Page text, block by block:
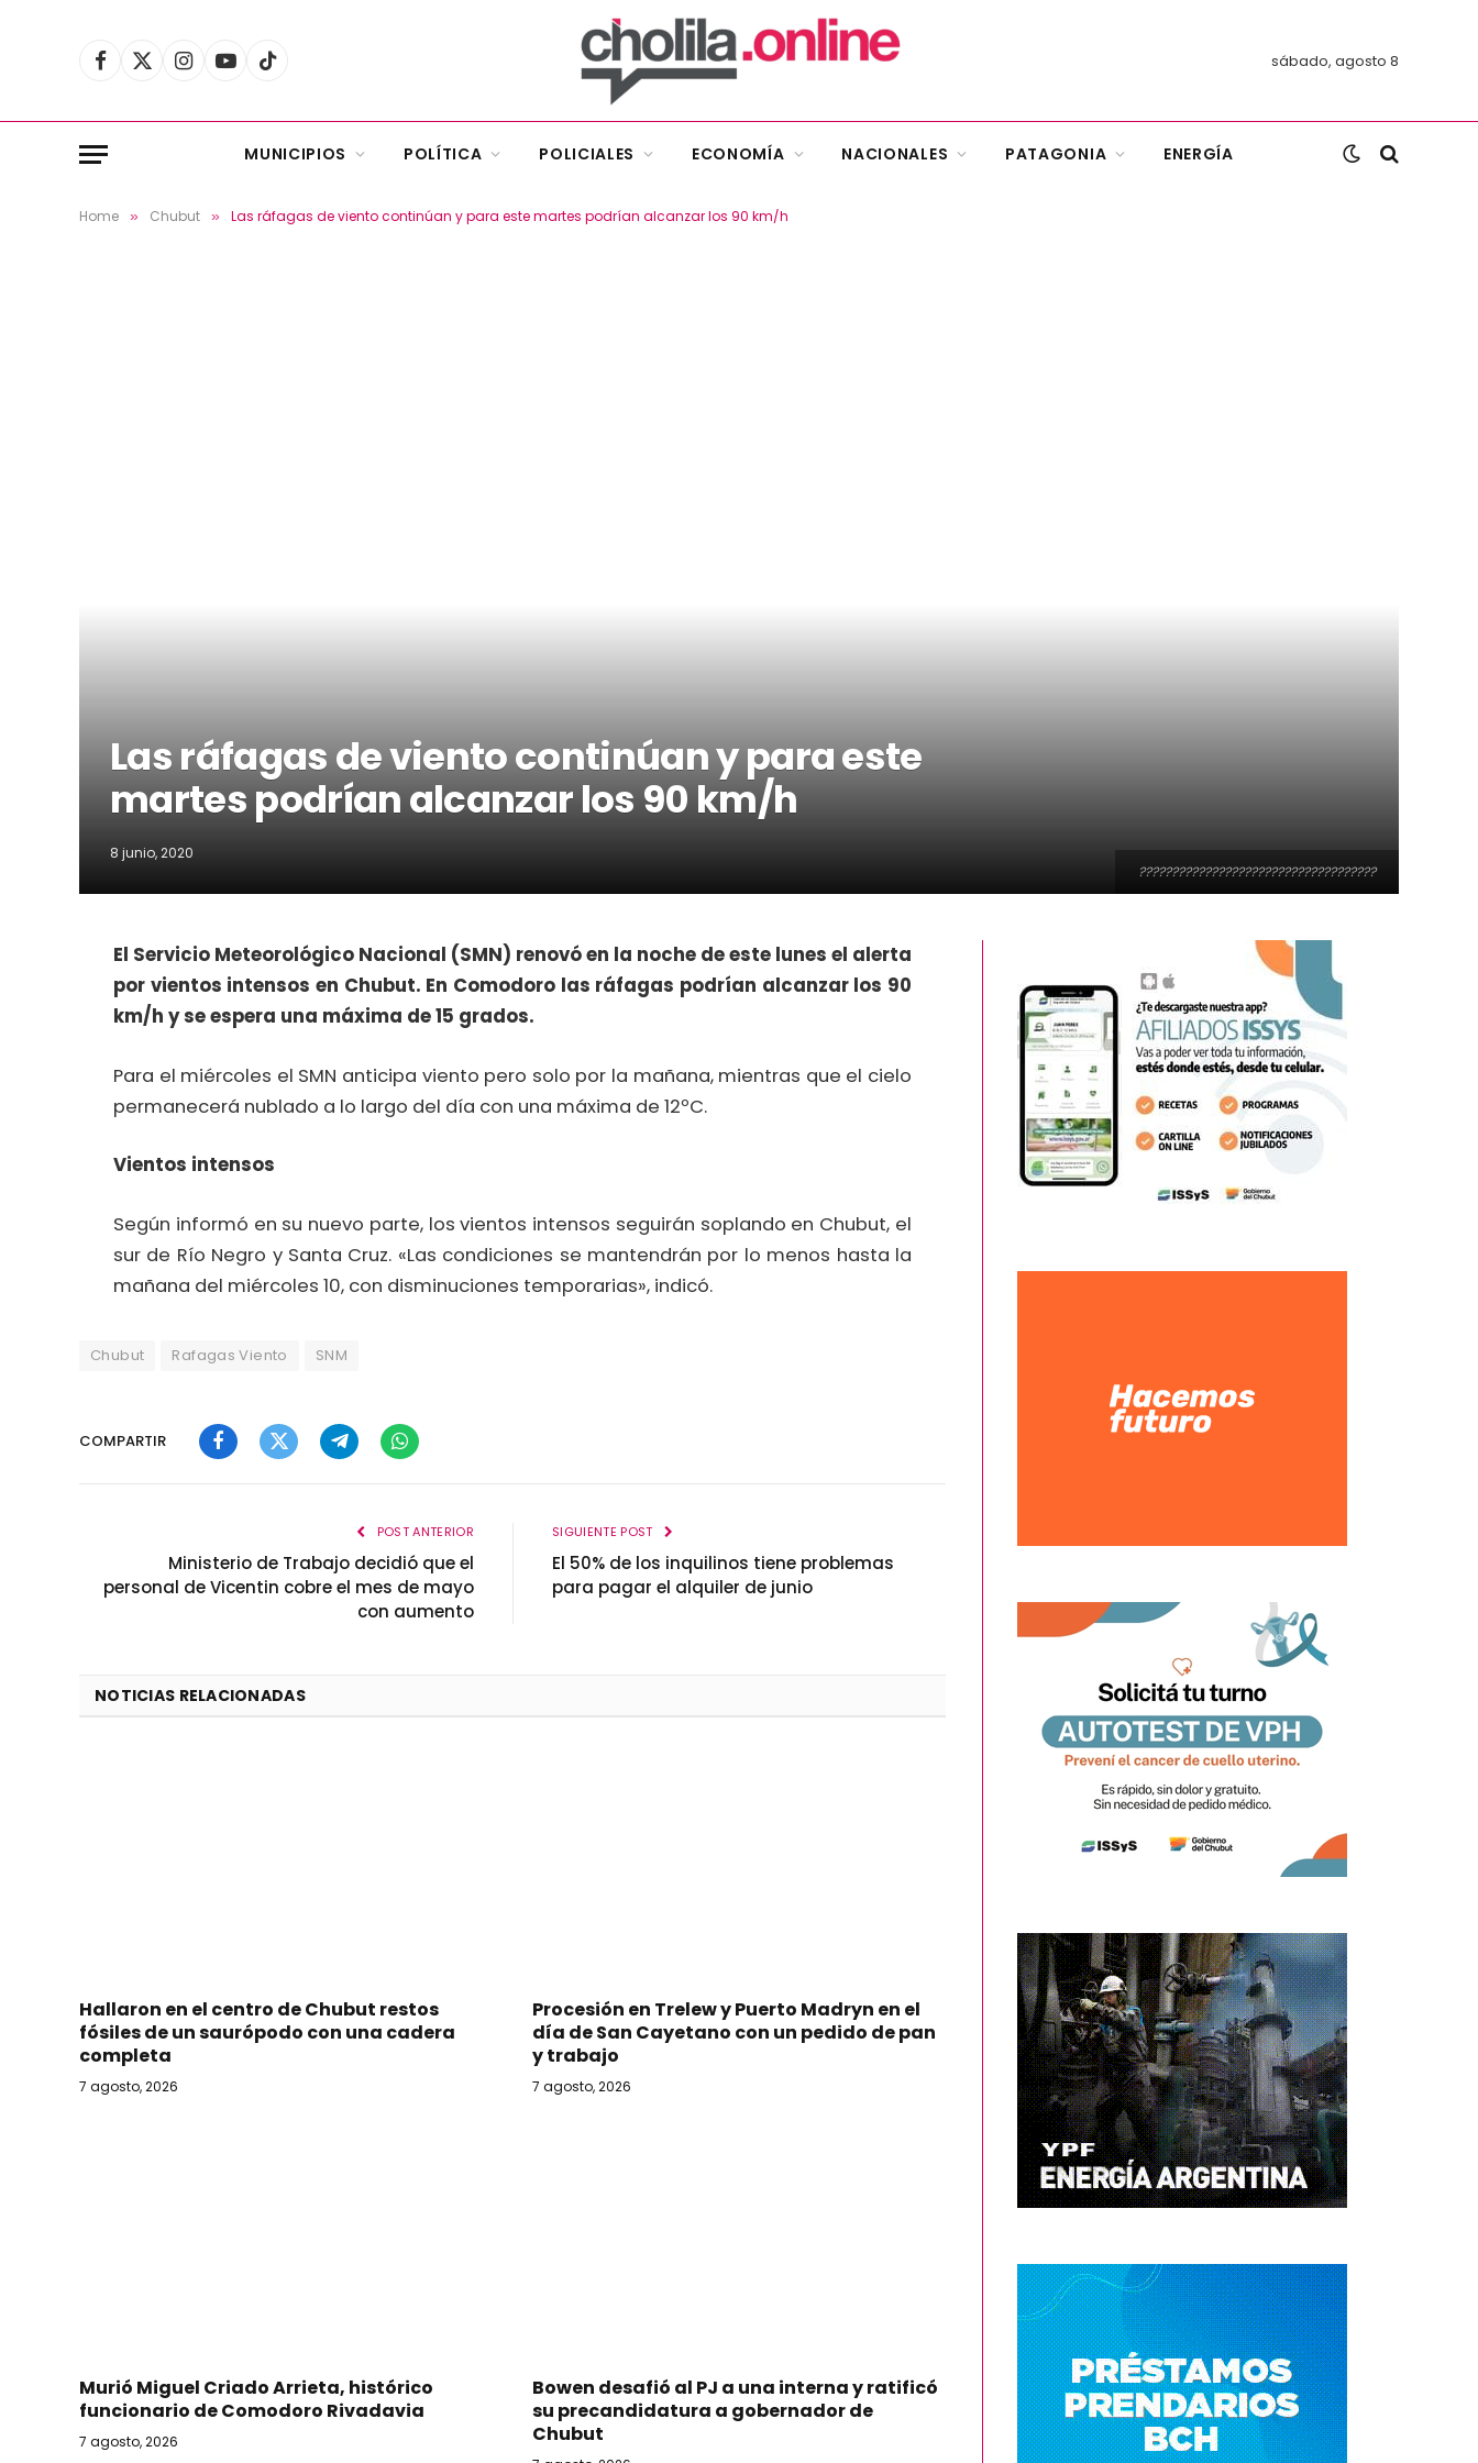
Facebook
X
Instagram
YouTubeTikTok sábado, agosto 8
MUNICIPIOS POLÍTICA POLICIALES ECONOMÍA NACIONALES PATAGONIA ENERGÍA
Home » Chubut » Las ráfagas de viento continúan y para este martes podrían alcanzar los 90 km/h
????????????????????????????????????
Las ráfagas de viento continúan y para este
martes podrían alcanzar los 90 km/h
8 junio, 2020
El Servicio Meteorológico Nacional (SMN) renovó en la noche de este lunes el alerta
por vientos intensos en Chubut. En Comodoro las ráfagas podrían alcanzar los 90
km/h y se espera una máxima de 15 grados.
Para el miércoles el SMN anticipa viento pero solo por la mañana, mientras que el cielo
permanecerá nublado a lo largo del día con una máxima de 12ºC.
Vientos intensos
Según informó en su nuevo parte, los vientos intensos seguirán soplando en Chubut, el
sur de Río Negro y Santa Cruz. «Las condiciones se mantendrán por lo menos hasta la
mañana del miércoles 10, con disminuciones temporarias», indicó.
Chubut Rafagas Viento SNM
COMPARTIR
FacebookTwitterTelegramWhatsApp
POST ANTERIOR
Ministerio de Trabajo decidió que el
personal de Vicentin cobre el mes de mayo
con aumento
SIGUIENTE POST
El 50% de los inquilinos tiene problemas
para pagar el alquiler de junio
NOTICIAS RELACIONADAS
Hallaron en el centro de Chubut restos
fósiles de un saurópodo con una cadera
completa
7 agosto, 2026
Procesión en Trelew y Puerto Madryn en el
día de San Cayetano con un pedido de pan
y trabajo
7 agosto, 2026
Murió Miguel Criado Arrieta, histórico
funcionario de Comodoro Rivadavia
7 agosto, 2026
Bowen desafió al PJ a una interna y ratificó
su precandidatura a gobernador de
Chubut